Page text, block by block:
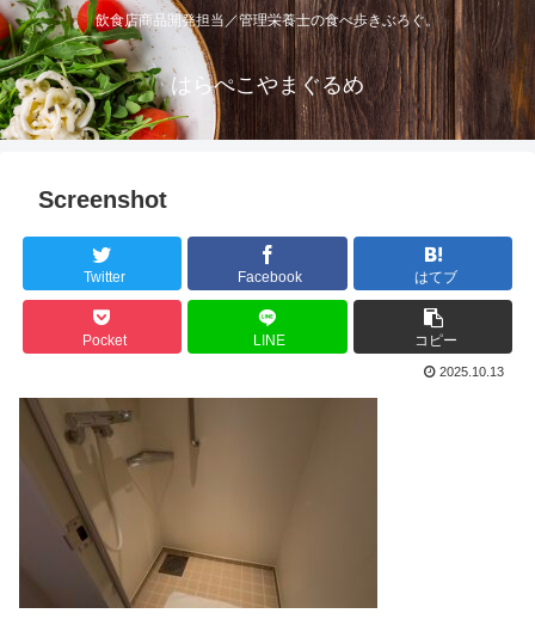
飲食店商品開発担当／管理栄養士の食べ歩きぶろぐ。
はらぺこやまぐるめ
Screenshot
Twitter Facebook はてブ
Pocket LINE コピー
2025.10.13